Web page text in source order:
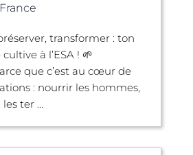
transformer : ton
à l’ESA ! 🌱
que c’est au cœur de
: nourrir les hommes,
ter ...